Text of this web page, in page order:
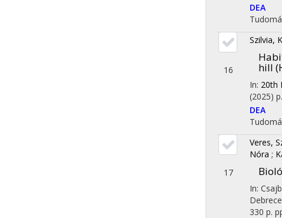
DEA
16
Szilvia,
hill
In: 20th
(2025)
DEA
17
Veres,
Nóra ;
In:
330 p.